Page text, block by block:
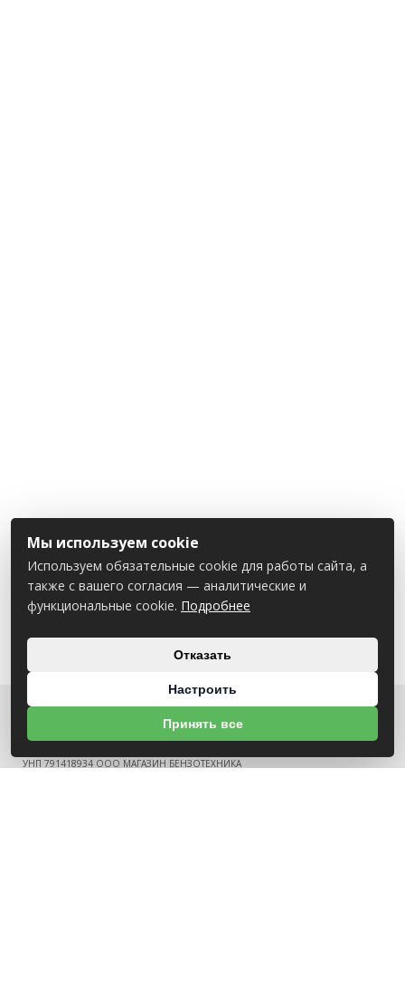
УНП 791418934 ООО МАГАЗИН БЕНЗОТЕХНИКА
Мы используем cookie
Используем обязательные cookie для работы сайта, а
также с вашего согласия — аналитические и
функциональные cookie. Подробнее
Отказать
Настроить
Принять все